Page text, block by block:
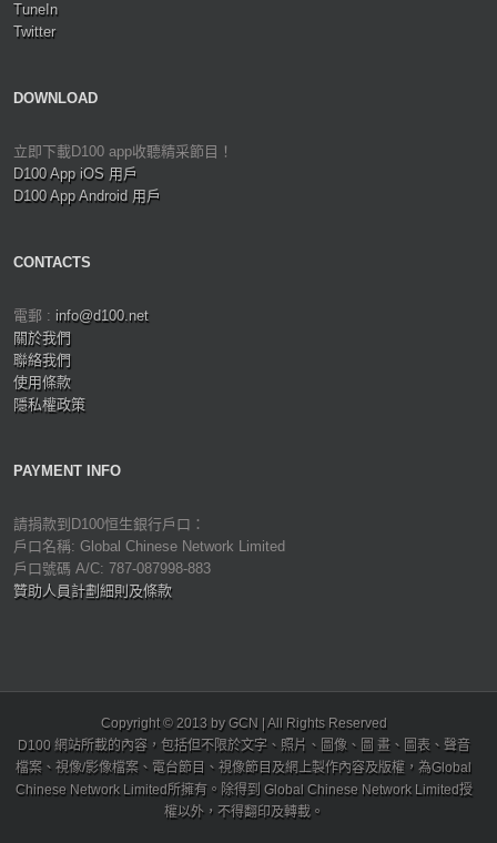
TuneIn
Twitter
DOWNLOAD
立即下載D100 app收聽精采節目！
D100 App iOS 用戶
D100 App Android 用戶
CONTACTS
電郵 : info@d100.net
關於我們
聯絡我們
使用條款
隱私權政策
PAYMENT INFO
請捐款到D100恒生銀行戶口：
戶口名稱: Global Chinese Network Limited
戶口號碼 A/C: 787-087998-883
贊助人員計劃細則及條款
Copyright © 2013 by GCN | All Rights Reserved
D100 網站所載的內容，包括但不限於文字、照片、圖像、圖 畫、圖表、聲音
檔案、視像/影像檔案、電台節目、視像節目及網上製作內容及版權，為Global
Chinese Network Limited所擁有。除得到 Global Chinese Network Limited授
權以外，不得翻印及轉載。